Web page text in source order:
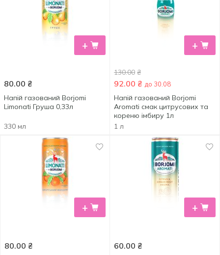
+
80.00 ₴
Напій газований Borjomi
Limonati Груша 0,33л
330 мл
+
130.00 ₴
92.00 ₴ до 30.08
Напій газований Borjomi
Aromati смак цитрусових та
кореню імбиру 1л
1 л
+
80.00 ₴
+
60.00 ₴